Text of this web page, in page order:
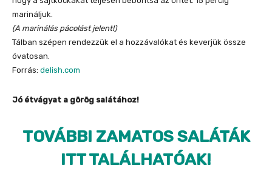
marináljuk.
(A marinálás pácolást jelent!)
Tálban szépen rendezzük el a hozzávalókat és keverjük össze
óvatosan.
Forrás: delish.com
Jó étvágyat a görög salátához!
TOVÁBBI ZAMATOS SALÁTÁK
ITT TALÁLHATÓAK!